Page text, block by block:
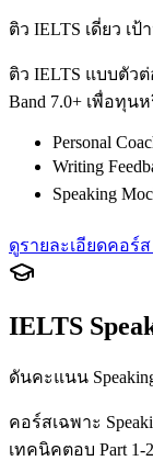
ติว IELTS เดี่ยว เป้
ติว IELTS แบบตัว
Band 7.0+ เพื่อทุน
Personal
Writing
Speaking
ดูรายละเอียดคอร์ส
IELTS
ดันคะแนน
คอร์สเฉพาะ
เทคนิคตอบ Part 1-